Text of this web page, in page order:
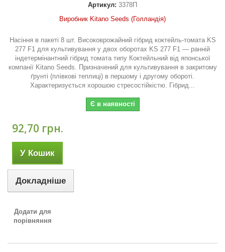
Артикул: 3378П
Виробник Kitano Seeds (Голландія)
Насіння в пакеті 8 шт. Високоврожайний гібрид коктейль-томата KS
277 F1 для культивування у двох оборотах KS 277 F1 — ранній
індетермінантний гібрид томата типу Коктейльний від японської
компанії Kitano Seeds. Призначений для культивування в закритому
ґрунті (плівкові теплиці) в першому і другому обороті.
Характеризується хорошою стресостійкістю. Гібрид...
Є в наявності
92,70 грн.
У Кошик
Докладніше
Додати для
порівняння